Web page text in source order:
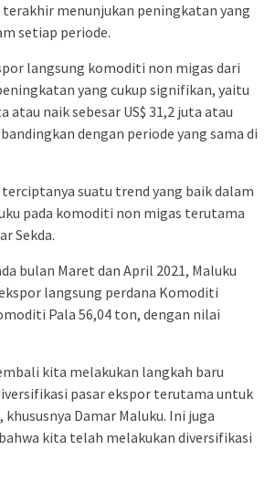
menunjukan peningkatan yang
setiap periode.
langsung komoditi non migas dari
yang cukup signifikan, yaitu
atau naik sebesar US$ 31,2 juta atau
dengan periode yang sama di
suatu trend yang baik dalam
pada komoditi non migas terutama
Sekda.
bulan Maret dan April 2021, Maluku
langsung perdana Komoditi
Pala 56,04 ton, dengan nilai
kita melakukan langkah baru
pasar ekspor terutama untuk
Damar Maluku. Ini juga
kita telah melakukan diversifikasi